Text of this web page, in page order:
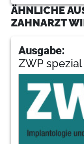
ÄHNLICHE
ZAHNARZT
Ausgabe:
ZWP spezial